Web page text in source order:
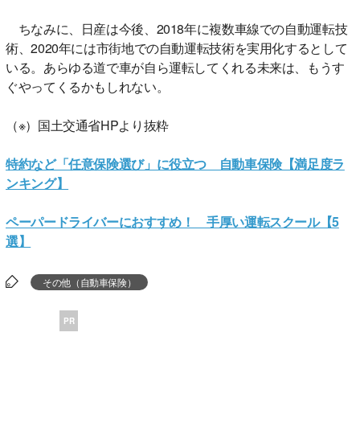
ちなみに、日産は今後、2018年に複数車線での自動運転技
術、2020年には市街地での自動運転技術を実用化するとして
いる。あらゆる道で車が自ら運転してくれる未来は、もうす
ぐやってくるかもしれない。
（※）国土交通省HPより抜粋
特約など「任意保険選び」に役立つ 自動車保険【満足度ラ
ンキング】
ペーパードライバーにおすすめ！ 手厚い運転スクール【5
選】
その他（自動車保険）
PR